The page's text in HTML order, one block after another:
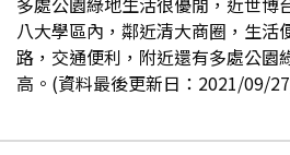
八大學區內，鄰近清大商圈，生活
路，交通便利，附近還有多處公園
高。(資料最後更新日：2021/09/